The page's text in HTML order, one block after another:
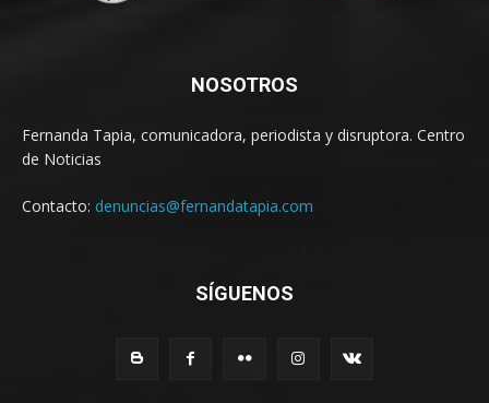
NOSOTROS
Fernanda Tapia, comunicadora, periodista y disruptora. Centro
de Noticias
Contacto: denuncias@fernandatapia.com
SÍGUENOS